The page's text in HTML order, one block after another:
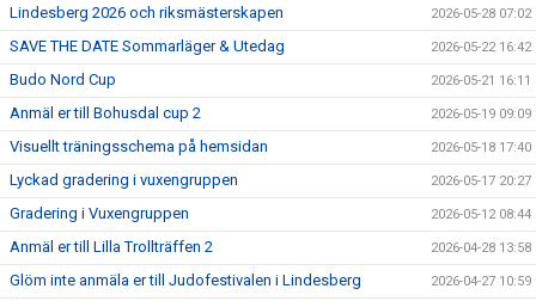
Lindesberg 2026 och riksmästerskapen 2026-05-28 07:02
SAVE THE DATE Sommarläger & Utedag 2026-05-22 16:42
Budo Nord Cup 2026-05-21 16:11
Anmäl er till Bohusdal cup 2 2026-05-19 09:09
Visuellt träningsschema på hemsidan 2026-05-18 17:40
Lyckad gradering i vuxengruppen 2026-05-17 20:27
Gradering i Vuxengruppen 2026-05-12 08:44
Anmäl er till Lilla Trollträffen 2 2026-04-28 13:58
Glöm inte anmäla er till Judofestivalen i Lindesberg 2026-04-27 10:59